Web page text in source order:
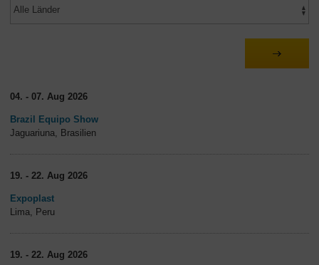
04. - 07. Aug 2026
Brazil Equipo Show
Jaguariuna, Brasilien
19. - 22. Aug 2026
Expoplast
Lima, Peru
19. - 22. Aug 2026